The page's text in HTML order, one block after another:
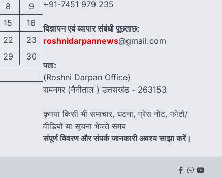
8
9
15
16
22
23
29
30
+91-7451 979 235
विज्ञापन एवं व्यापार संबंधी पूछताछ:
roshnidarpannews@gmail.com
पता:
(Roshni Darpan Office)
रामनगर (नैनीताल ) उत्तराखंड - 263153
कृपया किसी भी समाचार, घटना, प्रेस नोट, फोटो/
वीडियो या सूचना भेजते समय
संपूर्ण विवरण और संपर्क जानकारी अवश्य साझा करें।
Facebook